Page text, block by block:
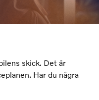
skick. Det är
Har du några